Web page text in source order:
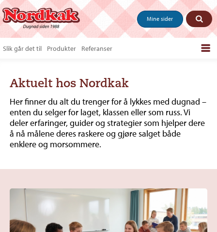
Mine sider
Slik går det til Produkter Referanser
Salgstips & last ned
Vanlige spørsmål
Om oss
Kontakt
Aktuelt hos Nordkak
Her finner du alt du trenger for å lykkes med dugnad –
enten du selger for laget, klassen eller som russ. Vi
deler erfaringer, guider og strategier som hjelper dere
å nå målene deres raskere og gjøre salget både
enklere og morsommere.